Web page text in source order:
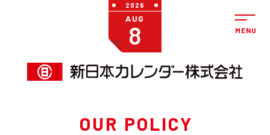
2026
AUG
8
OUR POLICY